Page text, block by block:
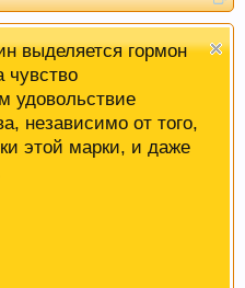
выделяется гормон
удовольствие
независимо от того,
этой марки, и даже